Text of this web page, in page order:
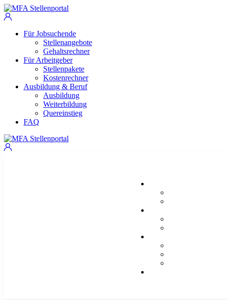
Für Jobsuchende
Stellenangebote
Gehaltsrechner
Für Arbeitgeber
Stellenpakete
Kostenrechner
Ausbildung & Beruf
Ausbildung
Weiterbildung
Quereinstieg
FAQ